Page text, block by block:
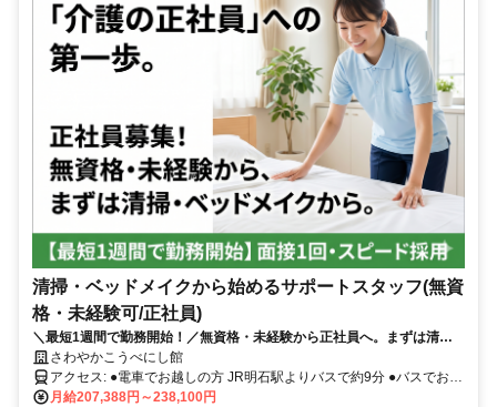
清掃・ベッドメイクから始めるサポートスタッフ(無資
格・未経験可/正社員)
＼最短1週間で勤務開始！／無資格・未経験から正社員へ。まずは清掃
やベッドメイクからスタート♪
さわやかこうべにし館
アクセス: ●電車でお越しの方 JR明石駅よりバスで約9分 ●バスでお越
しの方 ヴェルデ玉津バス停より徒歩約2分 ════════════ ▶
月給207,388円～238,100円